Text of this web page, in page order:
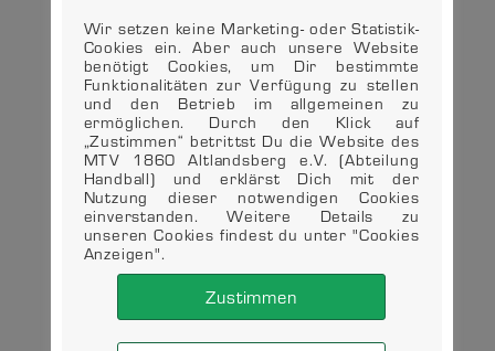
Wir setzen keine Marketing- oder Statistik-
Cookies ein. Aber auch unsere Website
benötigt Cookies, um Dir bestimmte
Funktionalitäten zur Verfügung zu stellen
und den Betrieb im allgemeinen zu
ermöglichen. Durch den Klick auf
„Zustimmen“ betrittst Du die Website des
MTV 1860 Altlandsberg e.V. (Abteilung
Handball) und erklärst Dich mit der
Nutzung dieser notwendigen Cookies
einverstanden. Weitere Details zu
unseren Cookies findest du unter "Cookies
Anzeigen".
Zustimmen